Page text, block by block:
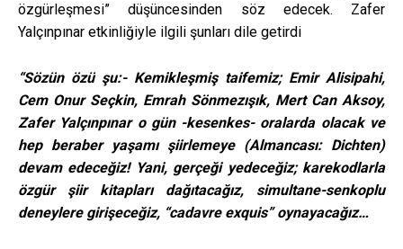
özgürleşmesi” düşüncesinden söz edecek. Zafer
Yalçınpınar etkinliğiyle ilgili şunları dile getirdi
“Sözün özü şu:- Kemikleşmiş taifemiz; Emir Alisipahi,
Cem Onur Seçkin, Emrah Sönmezışık, Mert Can Aksoy,
Zafer Yalçınpınar o gün -kesenkes- oralarda olacak ve
hep beraber yaşamı şiirlemeye (Almancası: Dichten)
devam edeceğiz! Yani, gerçeği yedeceğiz; karekodlarla
özgür şiir kitapları dağıtacağız, simultane-senkoplu
deneylere girişeceğiz, “cadavre exquis” oynayacağız…